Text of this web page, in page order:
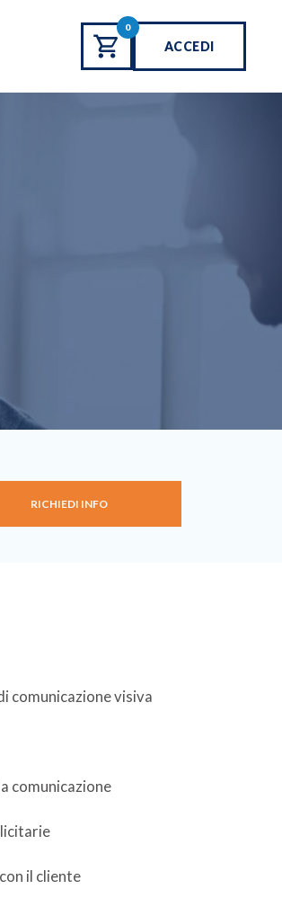
0
ACCEDI
RICHIEDI INFO
comunicazione visiva
comunicazione
il cliente